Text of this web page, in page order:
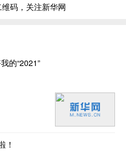
码，关注新华网
的“2021”
！